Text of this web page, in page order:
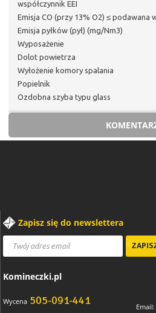
współczynnik EEI
Emisja CO (przy 13% O2) ≤ podawana
Emisja pyłków (pył) (mg/Nm3)
Wyposażenie
Dolot powietrza
Wyłożenie komory spalania
Popielnik
Ozdobna szyba typu glass
Zapisz się do newslettera
Komineczki.pl
Wycena 505-091-441 Email: